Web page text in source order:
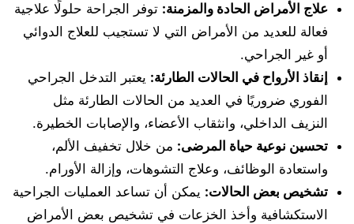
علاج الأمراض الحادة والمزمنة: توفر الجراحة حلولًا علاجية
فعالة للعديد من الأمراض التي لا تستجيب للعلاج الدوائي
أو غير الجراحي.
إنقاذ الأرواح في الحالات الطارئة: يعتبر التدخل الجراحي
الفوري ضروريًا في العديد من الحالات الطارئة مثل
النزيف الداخلي، وانثقاب الأعضاء، والإصابات الخطيرة.
تحسين نوعية حياة المرضى: من خلال تخفيف الألم،
واستعادة الوظائف، وعلاج التشوهات، وإزالة الأورام.
تشخيص بعض الحالات: يمكن أن تساعد العمليات الجراحية
الاستكشافية وأخذ الخزعات في تشخيص بعض الأمراض